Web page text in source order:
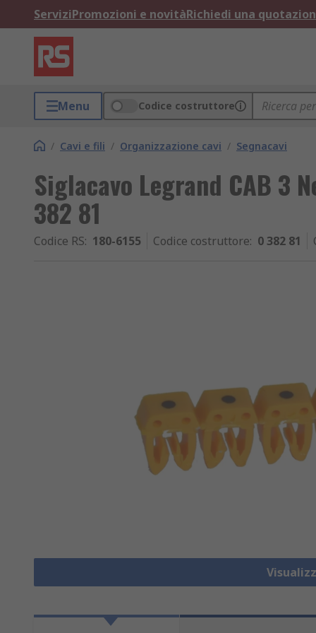
ServiziPromozioni e novitàRichiedi una
Menu Codice costruttore
/ Cavi e fili / Organizzazione cavi / Segnacavi
Siglacavo Legrand CAB 3
382 81
Codice RS: 180-6155 Codice costruttore: 0 382 81